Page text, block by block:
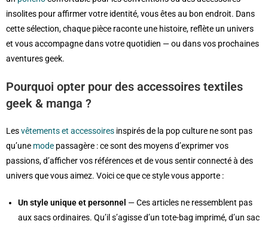
insolites pour affirmer votre identité, vous êtes au bon endroit. Dans
cette sélection, chaque pièce raconte une histoire, reflète un univers
et vous accompagne dans votre quotidien — ou dans vos prochaines
aventures geek.
Pourquoi opter pour des accessoires textiles
geek & manga ?
Lesvêtements et accessoires inspirés de la pop culture ne sont pas
qu’une mode passagère : ce sont des moyens d’exprimer vos
passions, d’afficher vos références et de vous sentir connecté à des
univers que vous aimez. Voici ce que ce style vous apporte :
Un style unique et personnel — Ces articles ne ressemblent pas
aux sacs ordinaires. Qu’il s’agisse d’un tote-bag imprimé, d’un sac